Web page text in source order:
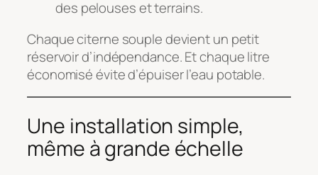
des pelouses et terrains.
Chaque citerne souple devient un petit
réservoir d’indépendance. Et chaque litre
économisé évite d’épuiser l’eau potable.
Une installation simple,
même à grande échelle